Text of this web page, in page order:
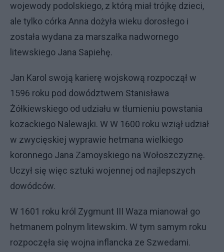
wojewody podolskiego, z którą miał trójkę dzieci,
ale tylko córka Anna dożyła wieku dorosłego i
została wydana za marszałka nadwornego
litewskiego Jana Sapiehę.
Jan Karol swoją karierę wojskową rozpoczął w
1596 roku pod dowództwem Stanisława
Żółkiewskiego od udziału w tłumieniu powstania
kozackiego Nalewajki. W W 1600 roku wziął udział
w zwycięskiej wyprawie hetmana wielkiego
koronnego Jana Zamoyskiego na Wołoszczyznę.
Uczył się więc sztuki wojennej od najlepszych
dowódców.
W 1601 roku król Zygmunt III Waza mianował go
hetmanem polnym litewskim. W tym samym roku
rozpoczęła się wojna inflancka ze Szwedami.